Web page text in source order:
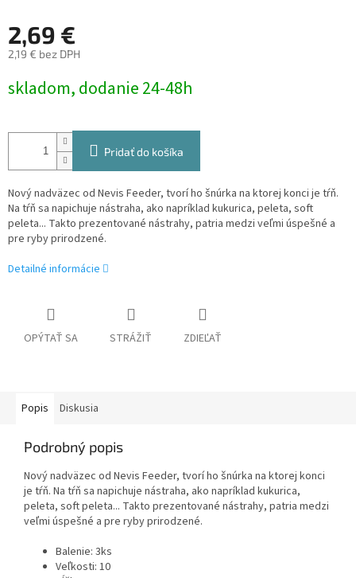
2,69 €
2,19 € bez DPH
cena:
skladom, dodanie 24-48h
Pridať do košíka
Nový nadväzec od Nevis Feeder, tvorí ho šnúrka na ktorej konci je tŕň.
Na tŕň sa napichuje nástraha, ako napríklad kukurica, peleta, soft
peleta... Takto prezentované nástrahy, patria medzi veľmi úspešné a
pre ryby prirodzené.
Detailné informácie
OPÝTAŤ SA STRÁŽIŤ ZDIEĽAŤ
Popis Diskusia
Podrobný popis
Nový nadväzec od Nevis Feeder, tvorí ho šnúrka na ktorej konci
je tŕň. Na tŕň sa napichuje nástraha, ako napríklad kukurica,
peleta, soft peleta... Takto prezentované nástrahy, patria medzi
veľmi úspešné a pre ryby prirodzené.
Balenie: 3ks
Veľkosti: 10